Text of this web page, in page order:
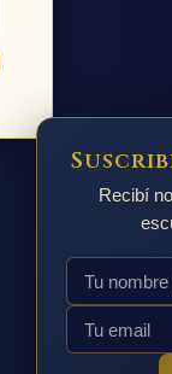
Recibí